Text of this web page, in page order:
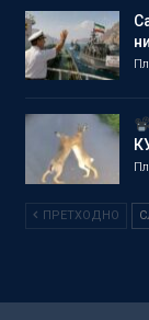
ПРЕТХОДНО